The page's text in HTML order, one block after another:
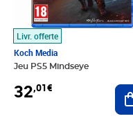
Livr. offerte
Koch Media
Jeu PS5 Mindseye
32,01€